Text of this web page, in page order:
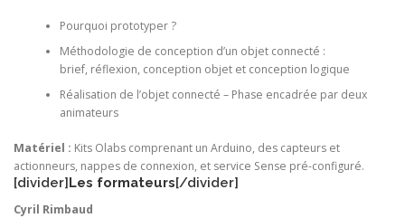
Pourquoi prototyper ?
Méthodologie de conception d’un objet connecté :
brief, réflexion, conception objet et conception logique
Réalisation de l’objet connecté – Phase encadrée par deux
animateurs
Matériel : Kits Olabs comprenant un Arduino, des capteurs et
actionneurs, nappes de connexion, et service Sense pré-configuré.
[divider]Les formateurs[/divider]
Cyril Rimbaud